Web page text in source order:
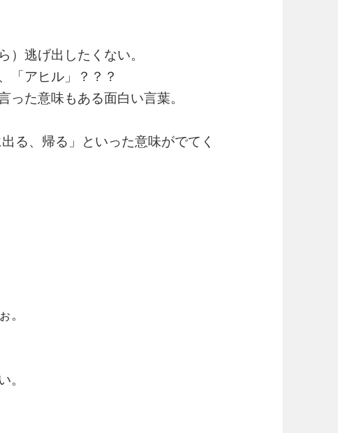
逃げ出したくない。
「アヒル」？？？
た意味もある面白い言葉。
る、帰る」といった意味がでてく